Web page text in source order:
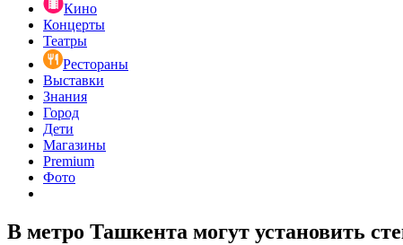
Кино
Концерты
Театры
Рестораны
Выставки
Знания
Город
Дети
Магазины
Premium
Фото
В метро Ташкента могут установить